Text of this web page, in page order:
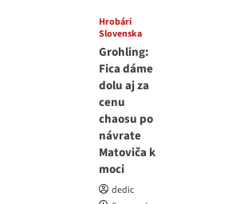
Hrobári
Slovenska
Grohling:
Fica dáme
dolu aj za
cenu
chaosu po
návrate
Matoviča k
moci
dedic